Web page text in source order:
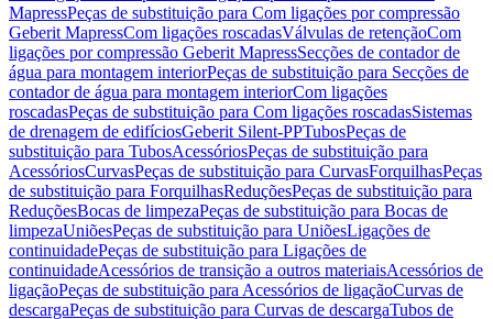
MapressPeças de substituição para Com ligações por compressão
Geberit MapressCom ligações roscadasVálvulas de retençãoCom
ligações por compressão Geberit MapressSecções de contador de
água para montagem interiorPeças de substituição para Secções de
contador de água para montagem interiorCom ligações
roscadasPeças de substituição para Com ligações roscadasSistemas
de drenagem de edifíciosGeberit Silent-PPTubosPeças de
substituição para TubosAcessóriosPeças de substituição para
AcessóriosCurvasPeças de substituição para CurvasForquilhasPeças
de substituição para ForquilhasReduçõesPeças de substituição para
ReduçõesBocas de limpezaPeças de substituição para Bocas de
limpezaUniõesPeças de substituição para UniõesLigações de
continuidadePeças de substituição para Ligações de
continuidadeAcessórios de transição a outros materiaisAcessórios de
ligaçãoPeças de substituição para Acessórios de ligaçãoCurvas de
descargaPeças de substituição para Curvas de descargaTubos de